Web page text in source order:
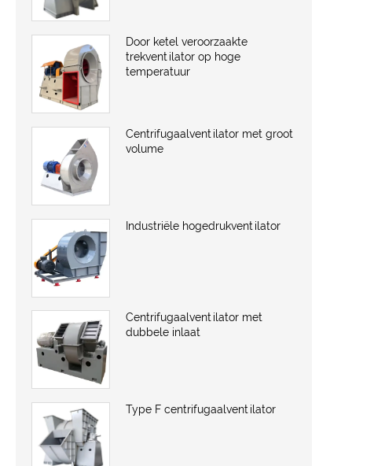
Door ketel veroorzaakte
trekventilator op hoge
temperatuur
Centrifugaalventilator met groot
volume
Industriële hogedrukventilator
Centrifugaalventilator met
dubbele inlaat
Type F centrifugaalventilator